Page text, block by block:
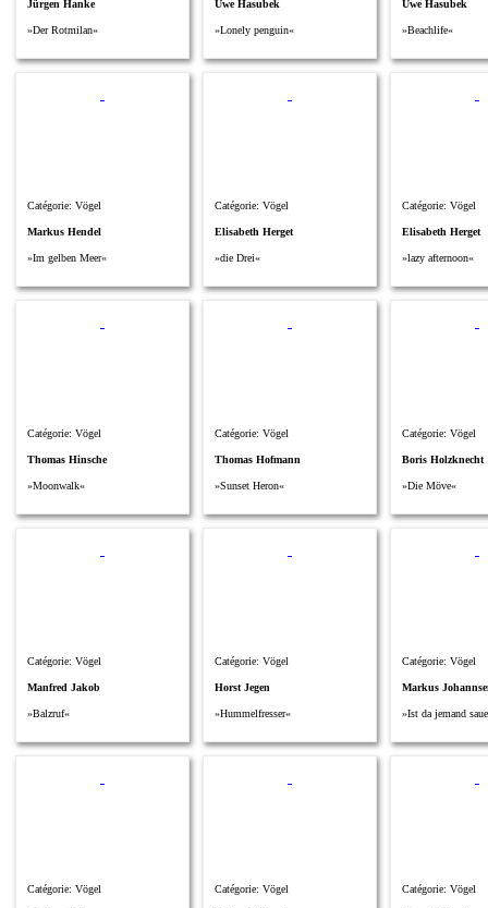
Jürgen Hanke
»Der Rotmilan«
Uwe Hasubek
»Lonely penguin«
Uwe Hasubek
»Beachlife«
Catégorie: Vögel
Markus Hendel
»Im gelben Meer«
Catégorie: Vögel
Elisabeth Herget
»die Drei«
Catégorie: Vögel
Elisabeth Herget
»lazy afternoon«
Catégorie: Vögel
Thomas Hinsche
»Moonwalk«
Catégorie: Vögel
Thomas Hofmann
»Sunset Heron«
Catégorie: Vögel
Boris Holzknecht
»Die Möve«
Catégorie: Vögel
Manfred Jakob
»Balzruf«
Catégorie: Vögel
Horst Jegen
»Hummelfresser«
Catégorie: Vögel
Markus
»Ist da jemand
Catégorie: Vögel Catégorie: Vögel Catégorie: Vögel